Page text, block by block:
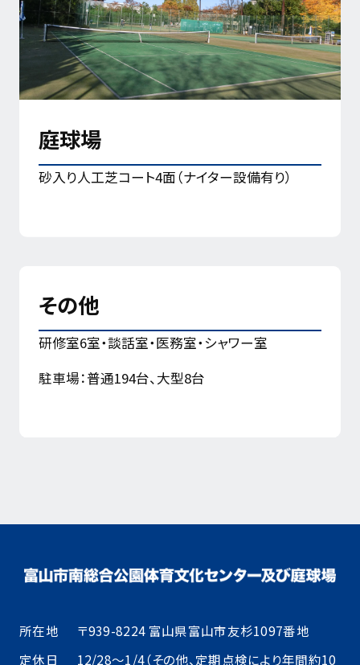
庭球場
砂入り人工芝コート4面（ナイター設備有り）
その他
研修室6室・談話室・医務室・シャワー室
駐車場：普通194台、大型8台
所在地
〒939-8224 富山県富山市友杉1097番地
定休日
12/28～1/4（その他、定期点検により年間約10